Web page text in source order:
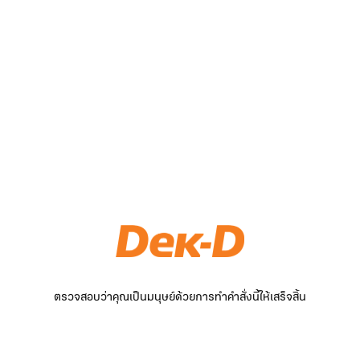
ตรวจสอบว่าคุณเป็นมนุษย์ด้วยการทำคำสั่งนี้ให้เสร็จสิ้น